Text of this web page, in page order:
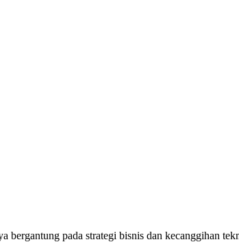
pada strategi bisnis dan kecanggihan